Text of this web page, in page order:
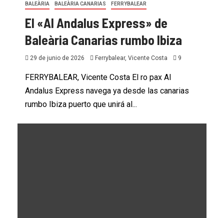
BALEÀRIA BALEÀRIA CANARIAS FERRYBALEAR
El «Al Andalus Express» de
Baleària Canarias rumbo Ibiza
29 de junio de 2026 Ferrybalear, Vicente Costa 9
FERRYBALEAR, Vicente Costa El ro pax Al
Andalus Express navega ya desde las canarias
rumbo Ibiza puerto que unirá al...